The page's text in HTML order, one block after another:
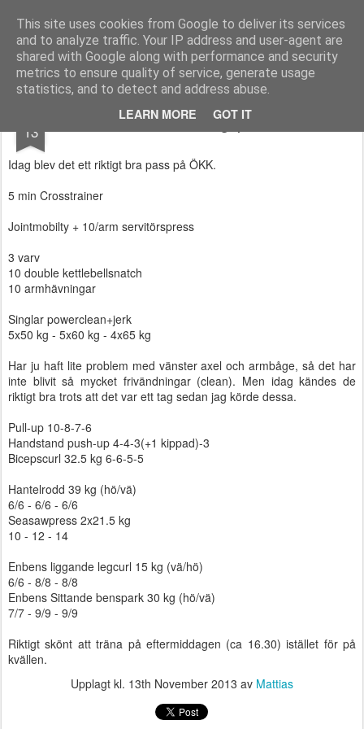
This site uses cookies from Google to deliver its services
and to analyze traffic. Your IP address and user-agent are
shared with Google along with performance and security
metrics to ensure quality of service, generate usage
statistics, and to detect and address abuse.
LEARN MORE GOT IT
Functional Fitness by Mattias - Träningsinspiration & träningsfilmer
Pages
13 Skönt träningspass
Idag blev det ett riktigt bra pass på ÖKK.
5 min Crosstrainer
Jointmobilty + 10/arm servitörspress
3 varv
10 double kettlebellsnatch
10 armhävningar
Singlar powerclean+jerk
5x50 kg - 5x60 kg - 4x65 kg
Har ju haft lite problem med vänster axel och armbåge, så det har
inte blivit så mycket frivändningar (clean). Men idag kändes de
riktigt bra trots att det var ett tag sedan jag körde dessa.
Pull-up 10-8-7-6
Handstand push-up 4-4-3(+1 kippad)-3
Bicepscurl 32.5 kg 6-6-5-5
Hantelrodd 39 kg (hö/vä)
6/6 - 6/6 - 6/6
Seasawpress 2x21.5 kg
10 - 12 - 14
Enbens liggande legcurl 15 kg (vä/hö)
6/6 - 8/8 - 8/8
Enbens Sittande benspark 30 kg (hö/vä)
7/7 - 9/9 - 9/9
Riktigt skönt att träna på eftermiddagen (ca 16.30) istället för på
kvällen.
Upplagt kl. 13th November 2013 av Mattias